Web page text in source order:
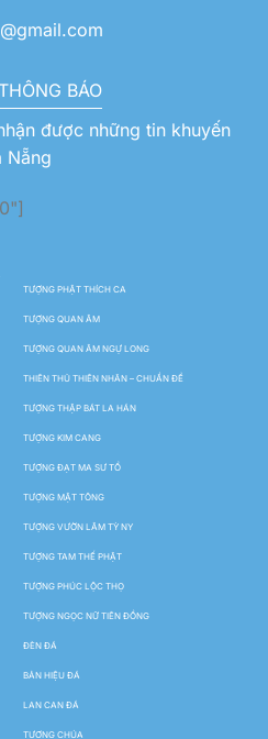
BÁO
được những tin khuyến
Nẵng
TƯỢNG PHẬT THÍCH CA
TƯỢNG QUAN ÂM
TƯỢNG QUAN ÂM NGỰ LONG
THIÊN THỦ THIÊN NHÃN – CHUẨN ĐỀ
TƯỢNG THẬP BÁT LA HÁN
TƯỢNG KIM CANG
TƯỢNG ĐẠT MA SƯ TỔ
TƯỢNG MẬT TÔNG
TƯỢNG VƯỜN LÂM TỲ NY
TƯỢNG TAM THẾ PHẬT
TƯỢNG PHÚC LỘC THỌ
TƯỢNG NGỌC NỮ TIÊN ĐỒNG
ĐÈN ĐÁ
BẢN HIỆU ĐÁ
LAN CAN ĐÁ
TƯỢNG CHÚA